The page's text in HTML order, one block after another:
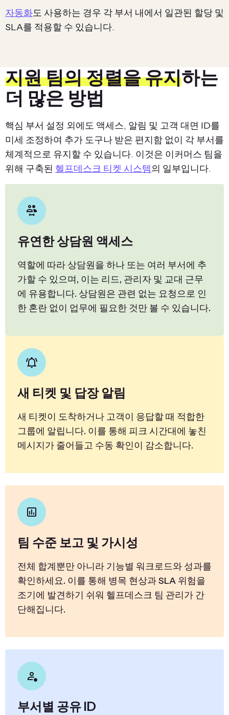
자동화도 사용하는 경우 각 부서 내에서 일관된 할당 및
SLA를 적용할 수 있습니다.
지원 팀의 정렬을 유지하는
더 많은 방법
핵심 부서 설정 외에도 액세스, 알림 및 고객 대면 ID를
미세 조정하여 추가 도구나 받은 편지함 없이 각 부서를
체계적으로 유지할 수 있습니다. 이것은 이커머스 팀을
위해 구축된 헬프데스크 티켓 시스템의 일부입니다.
유연한 상담원 액세스
역할에 따라 상담원을 하나 또는 여러 부서에 추
가할 수 있으며, 이는 리드, 관리자 및 교대 근무
에 유용합니다. 상담원은 관련 없는 요청으로 인
한 혼란 없이 업무에 필요한 것만 볼 수 있습니다.
새 티켓 및 답장 알림
새 티켓이 도착하거나 고객이 응답할 때 적합한
그룹에 알립니다. 이를 통해 피크 시간대에 놓친
메시지가 줄어들고 수동 확인이 감소합니다.
팀 수준 보고 및 가시성
전체 합계뿐만 아니라 기능별 워크로드와 성과를
확인하세요. 이를 통해 병목 현상과 SLA 위험을
조기에 발견하기 쉬워 헬프데스크 팀 관리가 간
단해집니다.
부서별 공유 ID